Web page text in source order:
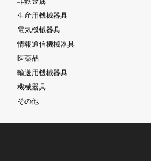
生産用機械器具
電気機械器具
情報通信機械器具
医薬品
輸送用機械器具
機械器具
その他